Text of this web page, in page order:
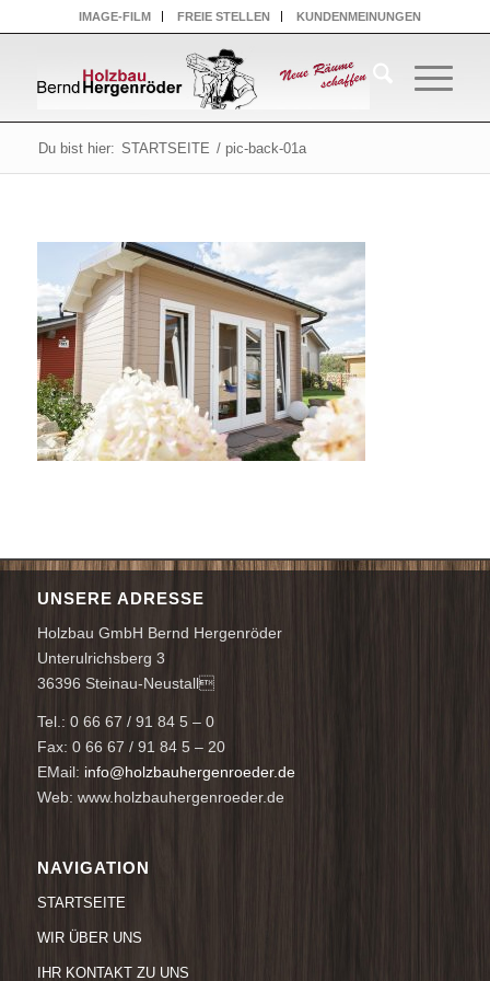
IMAGE-FILM FREIE STELLEN KUNDENMEINUNGEN
Du bist hier: STARTSEITE / pic-back-01a
UNSERE ADRESSE
Holzbau GmbH Bernd Hergenröder
Unterulrichsberg 3
36396 Steinau-Neustall
Tel.: 0 66 67 / 91 84 5 – 0
Fax: 0 66 67 / 91 84 5 – 20
EMail: info@holzbauhergenroeder.de
Web: www.holzbauhergenroeder.de
NAVIGATION
STARTSEITE
WIR ÜBER UNS
IHR KONTAKT ZU UNS